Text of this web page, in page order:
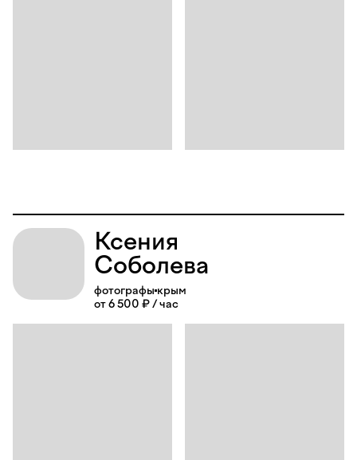
Ксения
Соболева
фотографы крым
от 6 500 ₽ / час